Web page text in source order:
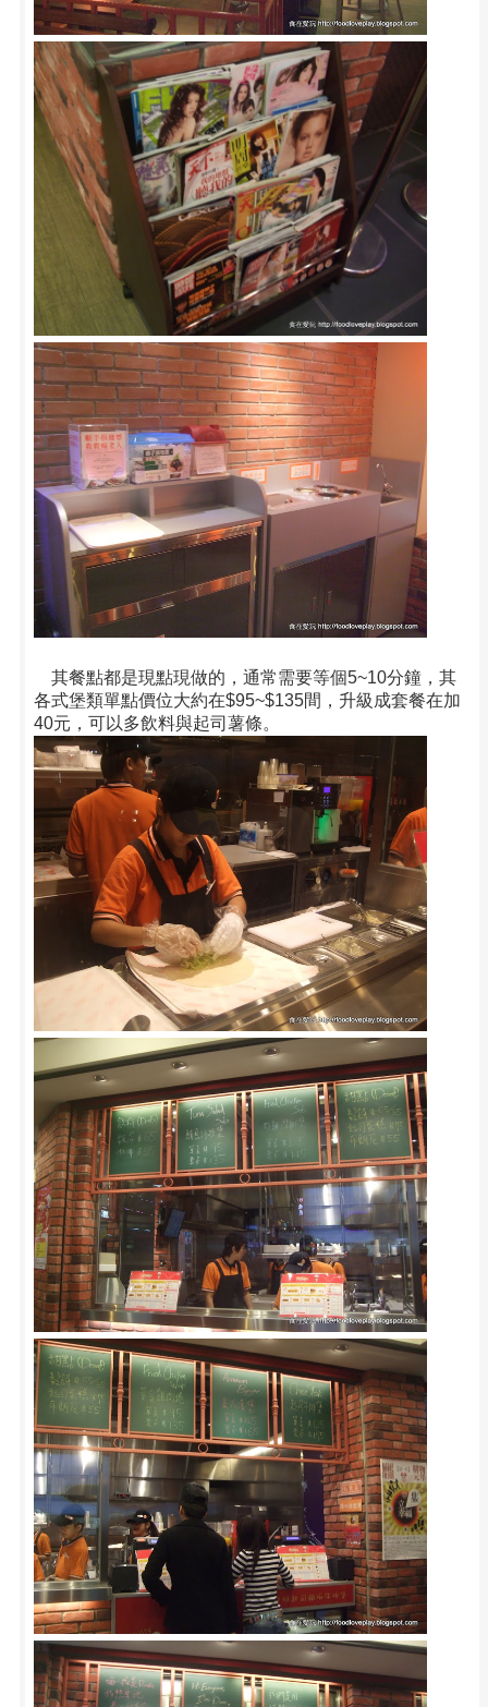
其餐點都是現點現做的，通常需要等個5~10分鐘，其
各式堡類單點價位大約在$95~$135間，升級成套餐在加
40元，可以多飲料與起司薯條。